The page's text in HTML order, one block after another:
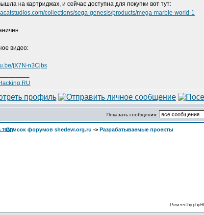
на картриджах, и сейчас доступна для покупки вот тут:
collections/sega-genesis/products/mega-marble-world-1
видео:
jX7N-n3Cjbs
Показать сообщения:
Список форумов shedevr.org.ru -> Разрабатываемые проекты
Powered by